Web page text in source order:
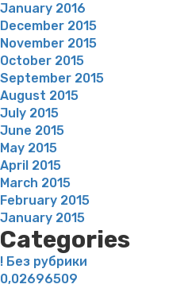
January 2016
December 2015
November 2015
October 2015
September 2015
August 2015
July 2015
June 2015
May 2015
April 2015
March 2015
February 2015
January 2015
Categories
! Без рубрики
0,02696509